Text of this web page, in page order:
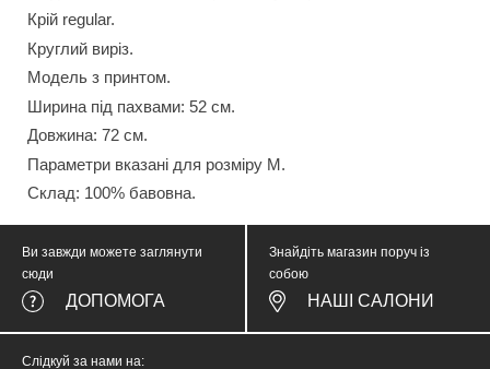
Крій regular.
Круглий виріз.
Модель з принтом.
Ширина під пахвами: 52 cм.
Довжина: 72 cм.
Параметри вказані для розміру М.
Склад: 100% бавовна.
Ви завжди можете заглянути
сюди
ДОПОМОГА
Знайдіть магазин поруч із
собою
НАШІ САЛОНИ
Слідкуй за нами на: